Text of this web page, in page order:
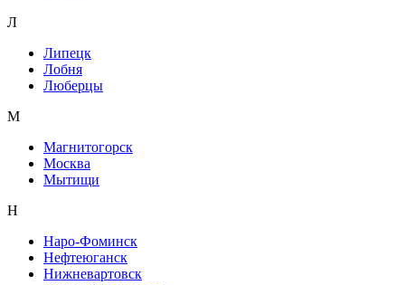
Л
Липецк
Лобня
Люберцы
М
Магнитогорск
Москва
Мытищи
Н
Наро-Фоминск
Нефтеюганск
Нижневартовск